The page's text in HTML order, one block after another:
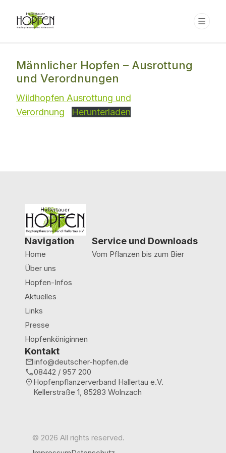
Männlicher Hopfen – Ausrottung
und Verordnungen
Wildhopfen Ausrottung und
Verordnung
Herunterladen
Navigation
Home
Über uns
Hopfen-Infos
Aktuelles
Links
Presse
Hopfenköniginnen
Service und Downloads
Vom Pflanzen bis zum Bier
Kontakt
mailinfo@deutscher-hopfen.de
call08442 / 957 200
location_on Hopfenpflanzerverband Hallertau e.V.
Kellerstraße 1, 85283 Wolnzach
© 2026 All rights reserved.